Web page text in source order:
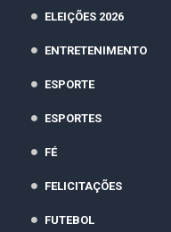
ELEIÇÕES 2026
ENTRETENIMENTO
ESPORTE
ESPORTES
FÉ
FELICITAÇÕES
FUTEBOL